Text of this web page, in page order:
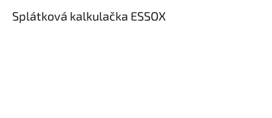
Splátková kalkulačka ESSOX